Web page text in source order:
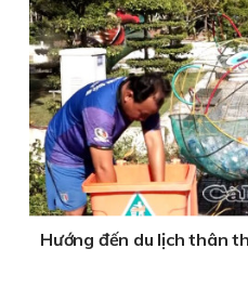
Hướng đến du lịch thân